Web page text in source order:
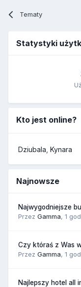
Tematy
Statystyki
Kto jest online?
Dziubala Kynara
Najnowsze
Najwygodniejsze
Przez Gamma, 1
Czy któraś z Was
Przez Gamma, 1
Najlepszy hotel all